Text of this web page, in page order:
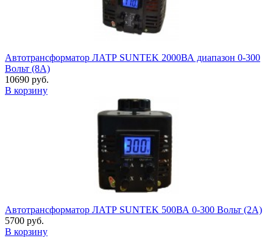
Автотрансформатор ЛАТР SUNTEK 2000ВА диапазон 0-300
Вольт (8А)
10690 руб.
В корзину
Автотрансформатор ЛАТР SUNTEK 500ВА 0-300 Вольт (2А)
5700 руб.
В корзину